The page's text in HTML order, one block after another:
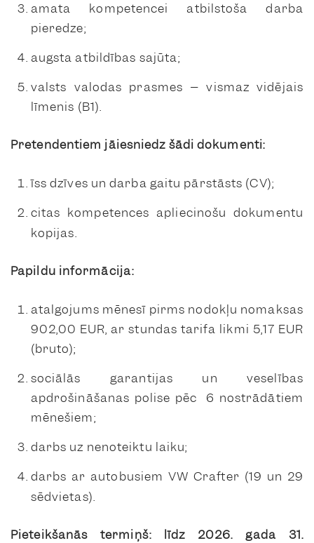
amata kompetencei atbilstoša darba
pieredze;
augsta atbildības sajūta;
valsts valodas prasmes – vismaz vidējais
līmenis (B1).
Pretendentiem jāiesniedz šādi dokumenti:
īss dzīves un darba gaitu pārstāsts (CV);
citas kompetences apliecinošu dokumentu
kopijas.
Papildu informācija:
atalgojums mēnesī pirms nodokļu nomaksas
902,00 EUR, ar stundas tarifa likmi 5,17 EUR
(bruto);
sociālās garantijas un veselības
apdrošināšanas polise pēc 6 nostrādātiem
mēnešiem;
darbs uz nenoteiktu laiku;
darbs ar autobusiem VW Crafter (19 un 29
sēdvietas).
Pieteikšanās termiņš: līdz 2026. gada 31.